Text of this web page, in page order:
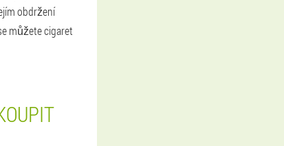
obdržení
můžete cigaret